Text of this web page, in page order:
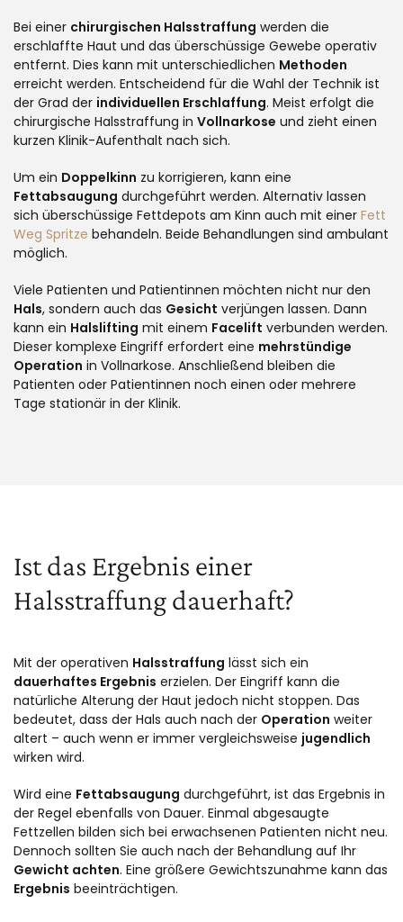
Bei einer chirurgischen Halsstraffung werden die
erschlaffte Haut und das überschüssige Gewebe operativ
entfernt. Dies kann mit unterschiedlichen Methoden
erreicht werden. Entscheidend für die Wahl der Technik ist
der Grad der individuellen Erschlaffung. Meist erfolgt die
chirurgische Halsstraffung in Vollnarkose und zieht einen
kurzen Klinik-Aufenthalt nach sich.
Um ein Doppelkinn zu korrigieren, kann eine
Fettabsaugung durchgeführt werden. Alternativ lassen
sich überschüssige Fettdepots am Kinn auch mit einer Fett
Weg Spritze behandeln. Beide Behandlungen sind ambulant
möglich.
Viele Patienten und Patientinnen möchten nicht nur den
Hals, sondern auch das Gesicht verjüngen lassen. Dann
kann ein Halslifting mit einem Facelift verbunden werden.
Dieser komplexe Eingriff erfordert eine mehrstündige
Operation in Vollnarkose. Anschließend bleiben die
Patienten oder Patientinnen noch einen oder mehrere
Tage stationär in der Klinik.
Ist das Ergebnis einer
Halsstraffung dauerhaft?
Mit der operativen Halsstraffung lässt sich ein
dauerhaftes Ergebnis erzielen. Der Eingriff kann die
natürliche Alterung der Haut jedoch nicht stoppen. Das
bedeutet, dass der Hals auch nach der Operation weiter
altert – auch wenn er immer vergleichsweise jugendlich
wirken wird.
Wird eine Fettabsaugung durchgeführt, ist das Ergebnis in
der Regel ebenfalls von Dauer. Einmal abgesaugte
Fettzellen bilden sich bei erwachsenen Patienten nicht neu.
Dennoch sollten Sie auch nach der Behandlung auf Ihr
Gewicht achten. Eine größere Gewichtszunahme kann das
Ergebnis beeinträchtigen.